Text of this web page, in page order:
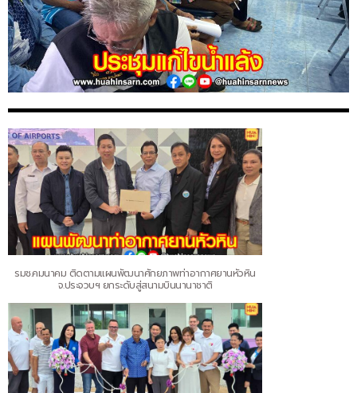
รมช.คมนาคม ติดตามแผนพัฒนาศักยภาพท่าอากาศยานหัวหิน
จ.ประจวบฯ ยกระดับสู่สนามบินนานาชาติ